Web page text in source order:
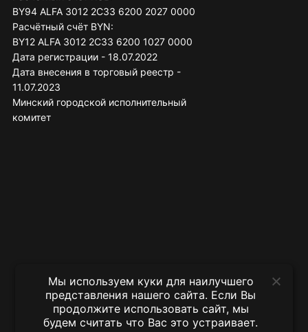
BY94 ALFA 3012 2C33 6200 2027 0000
Расчётный счёт BYN:
BY12 ALFA 3012 2C33 6200 1027 0000
Дата регистрации - 18.07.2022
Дата внесения в торговый реестр -
11.07.2023
Минский городской исполнительный
комитет
Мы используем куки для наилучшего
представления нашего сайта. Если Вы
продолжите использовать сайт, мы
будем считать что Вас это устраивает.